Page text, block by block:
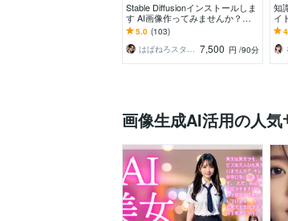
Stable Diffusionインストールしま
す AI画像作ってみませんか？イ
ンストールサポートお任せくださ
い
5.0 (103)
はばねろスタジオ 7,500 円 /90分
知
イ
ン
な
画像生成AI活用の人気